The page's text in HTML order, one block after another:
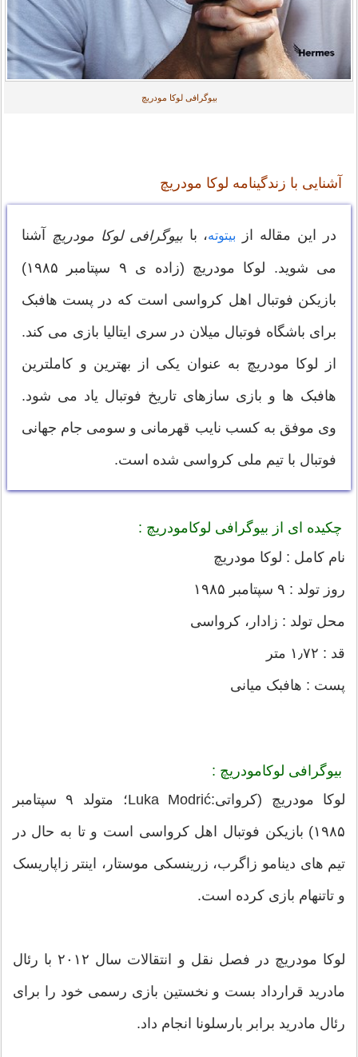
بیوگرافی لوکا مودریچ
آشنایی با زندگینامه لوکا مودریچ
در این مقاله از بیتوته، بابیوگرافی لوکا مودریچ آشنا
می شوید. لوکا مودریچ (زاده ی ۹ سپتامبر ۱۹۸۵)
بازیکن فوتبال اهل کرواسی است که در پست هافبک
برای باشگاه فوتبال میلان در سری ایتالیا بازی می کند.
از لوکا مودریچ به عنوان یکی از بهترین و کاملترین
هافبک ها و بازی سازهای تاریخ فوتبال یاد می شود.
وی موفق به کسب نایب قهرمانی و سومی جام جهانی
فوتبال با تیم ملی کرواسی شده است.
چکیده ای از بیوگرافی لوکامودریچ :
نام کامل : لوکا مودریچ
روز تولد : ۹ سپتامبر ۱۹۸۵
محل تولد : زادار، کرواسی
قد : ۱٫۷۲ متر
پست : هافبک میانی
بیوگرافی لوکامودریچ :
لوکا مودریچ (کرواتی:Luka Modrić‎؛ متولد ۹ سپتامبر
۱۹۸۵) بازیکن فوتبال اهل کرواسی است و تا به حال در
تیم های دینامو زاگرب، زرینسکی موستار، اینتر زاپاریسک
و تاتنهام بازی کرده است.
لوکا مودریچ در فصل نقل و انتقالات سال ۲۰۱۲ با رئال
مادرید قرارداد بست و نخستین بازی رسمی خود را برای
رئال مادرید برابر بارسلونا انجام داد.